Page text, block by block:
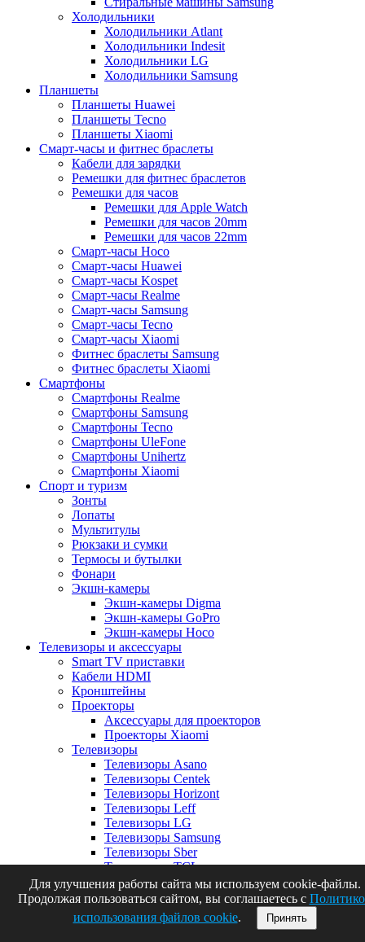
Нажмите, чтобы увеличить
Холодильники
Холодильники Atlant
Холодильники Indesit
Холодильники LG
Холодильники Samsung
Планшеты
Планшеты Huawei
Планшеты Tecno
Планшеты Xiaomi
Смарт-часы и фитнес браслеты
Кабели для зарядки
Ремешки для фитнес браслетов
Ремешки для часов
Ремешки для Apple Watch
Ремешки для часов 20mm
Ремешки для часов 22mm
Смарт-часы Hoco
Смарт-часы Huawei
Смарт-часы Kospet
Смарт-часы Realme
Смарт-часы Samsung
Смарт-часы Tecno
Смарт-часы Xiaomi
Фитнес браслеты Samsung
Фитнес браслеты Xiaomi
Смартфоны
Смартфоны Realme
Смартфоны Samsung
Смартфоны Tecno
Смартфоны UleFone
Смартфоны Unihertz
Смартфоны Xiaomi
Спорт и туризм
Зонты
Лопаты
Мультитулы
Рюкзаки и сумки
Термосы и бутылки
Фонари
Экшн-камеры
Экшн-камеры Digma
Экшн-камеры GoPro
Экшн-камеры Hoco
Телевизоры и аксессуары
Smart TV приставки
Кабели HDMI
Кронштейны
Проекторы
Аксессуары для проекторов
Проекторы Xiaomi
Телевизоры
Телевизоры Asano
Телевизоры Centek
Телевизоры Horizont
Телевизоры Leff
Телевизоры LG
Телевизоры Samsung
Телевизоры Sber
Телевизоры TCL
Телевизоры Xiaomi
Телевизоры Яндекс
IP камеры видеонаблюдения
Для улучшения работы сайта мы используем cookie-файлы.
Продолжая пользоваться сайтом, вы соглашаетесь с
использования файлов cookie. Принять